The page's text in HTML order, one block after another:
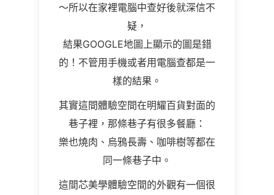
～所以在家裡電腦中查好後就深信不
疑，
結果GOOGLE地圖上顯示的圖是錯
的！不管用手機或者用電腦查都是一
樣的結果。
其實這間體驗空間在明耀百貨對面的
巷子裡，那條巷子有很多餐廳：
樂也燒肉、烏鴉長壽、咖啡樹等都在
同一條巷子中。
這間芯美學體驗空間的外觀有一個很